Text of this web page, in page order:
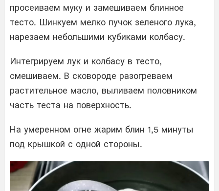
просеиваем муку и замешиваем блинное
тесто. Шинкуем мелко пучок зеленого лука,
нарезаем небольшими кубиками колбасу.
Интегрируем лук и колбасу в тесто,
смешиваем. В сковороде разогреваем
растительное масло, выливаем половником
часть теста на поверхность.
На умеренном огне жарим блин 1,5 минуты
под крышкой с одной стороны.